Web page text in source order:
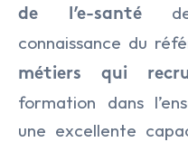
de l’e-santé
connaissance du
métiers qui
formation dans
une excellente